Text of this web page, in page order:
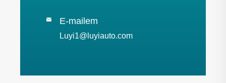
 E-mailem
Luyi1@luyiauto.com